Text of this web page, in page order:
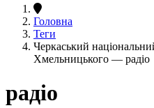
Головна
Теги
Черкаський
Хмельницького — радіо
радіо